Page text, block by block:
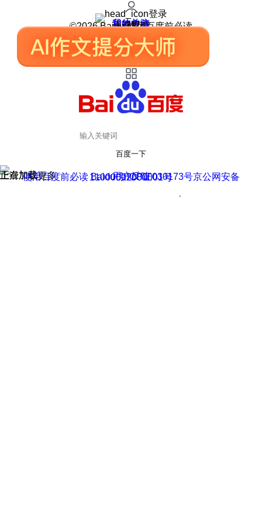
登录
我的关注
我的收藏
皮肤中心
用户反馈
设置
©2026 Baidu 使用百度前必读
百度一下
正在加载
上滑加载更多 用户反馈
使用百度前必读 Baidu 京ICP证030173号
京公网安备11000002000001号